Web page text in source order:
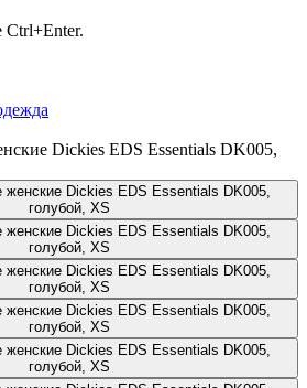
Dickies EDS Essentials DK005,